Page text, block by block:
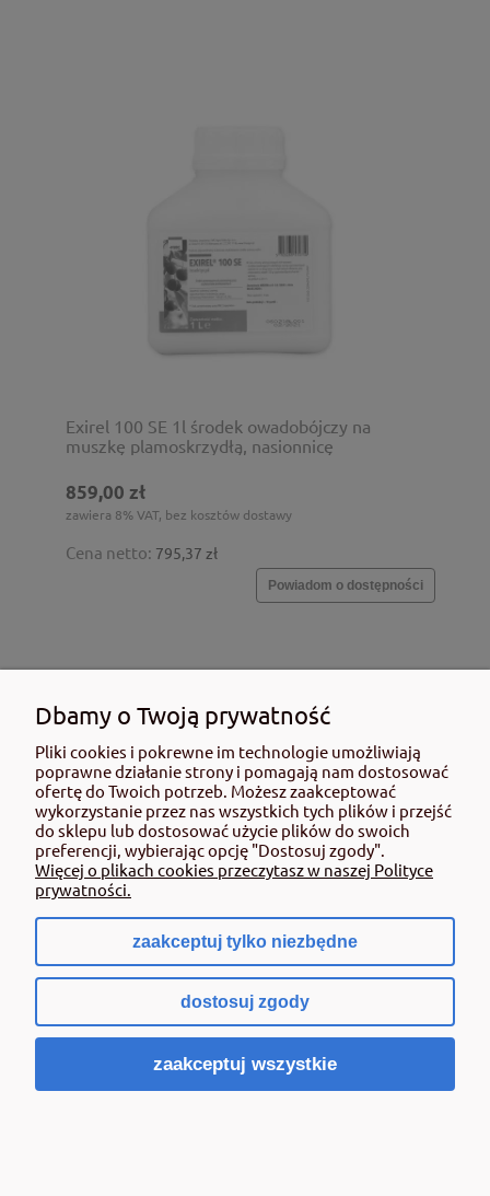
Exirel 100 SE 1l środek owadobójczy na
muszkę plamoskrzydłą, nasionnicę
859,00 zł
zawiera 8% VAT, bez kosztów dostawy
Cena netto: 795,37 zł
Powiadom o dostępności
Faworyt 300 SL 1L środek chwastobójczy
Dbamy o Twoją prywatność
Pliki cookies i pokrewne im technologie umożliwiają
poprawne działanie strony i pomagają nam dostosować
ofertę do Twoich potrzeb. Możesz zaakceptować
wykorzystanie przez nas wszystkich tych plików i przejść
do sklepu lub dostosować użycie plików do swoich
preferencji, wybierając opcję "Dostosuj zgody".
Więcej o plikach cookies przeczytasz w naszej Polityce
prywatności.
zaakceptuj tylko niezbędne
dostosuj zgody
zaakceptuj wszystkie